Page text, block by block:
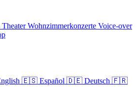
TheaterWohnzimmerkonzerte Voice-over
🇪🇸 Español 🇩🇪 Deutsch 🇫🇷